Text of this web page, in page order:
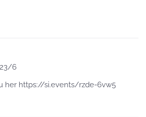
6
her https://si.events/rzde-6vw5